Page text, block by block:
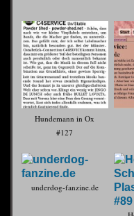
Hundemann in Ox
#127
underdog-fanzine.de